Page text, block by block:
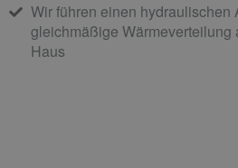
Wir führen einen hydraulischen
gleichmäßige Wärmeverteilung
Haus